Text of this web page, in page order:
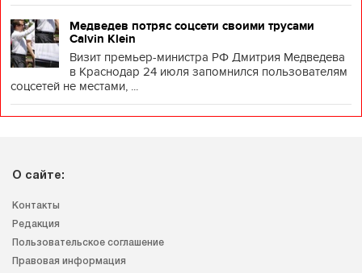
Медведев потряс соцсети своими трусами
Calvin Klein
Визит премьер-министра РФ Дмитрия Медведева
в Краснодар 24 июля запомнился пользователям
соцсетей не местами, ...
О сайте:
Контакты
Редакция
Пользовательское соглашение
Правовая информация